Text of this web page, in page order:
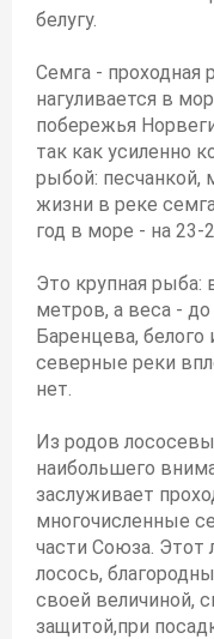
белугу.
Семга - проходная
нагуливается в
побережья
так как усиленно
рыбой: песчанкой,
жизни в реке
год в море - на 23-
Это крупная рыба:
метров, а веса - до
Баренцева, белого
северные реки
нет.
Из родов
наибольшего
заслуживает
многочисленные
части Союза. Этот
лосось,
своей величиной,
защитой,при